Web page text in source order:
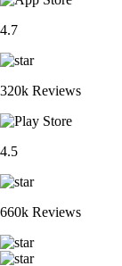
4.7
320k Reviews
4.5
660k Reviews